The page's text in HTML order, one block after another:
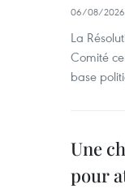
06/08/2026
La
Comité
base
Une
pour